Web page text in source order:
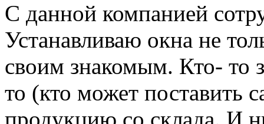
С данной компанией
Устанавливаю окна не
своим знакомым. Кто- то
то (кто может поставить